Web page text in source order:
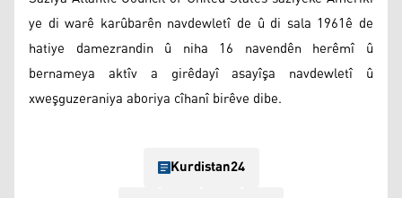
ye di warê karûbarên navdewletî de û di sala 1961ê de
hatiye damezrandin û niha 16 navendên herêmî û
bernameya aktîv a girêdayî asayîşa navdewletî û
xweşguzeraniya aboriya cîhanî birêve dibe.
Kurdistan24